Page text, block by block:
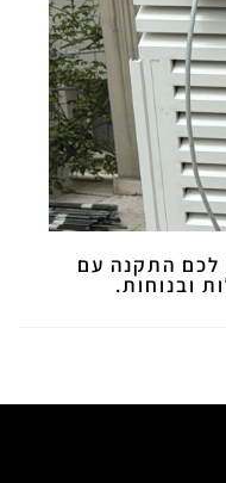
לכם התקנה עם
ובנוחות.